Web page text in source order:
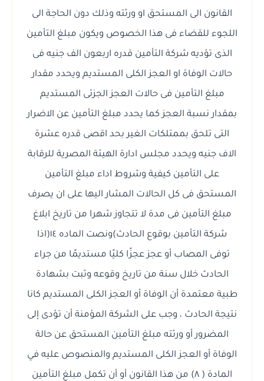
القانون الى المستحق او ورثته وذلك دون الحاجة الى
اللجوء للقضاء فى هذا الخصوص ويكون مبلغ التأمين
الذى تؤديه شركة التأمين قدره اربعون الف جنيه فى
حالات الوفاة او العجز الكلى المستديم ويحدد مقدار
مبلغ التأمين فى حالات العجز الجزئى المستديم
بمقدار نسبة العجز كما يحدد مبلغ التأمين عن الاضرار
التى تلحق بممتلكات الغير بحد اقصى قدره عشرة
الاف جنيه ويحدد مجلس ادارة الهيئة المصرية للرقابة
على التأمين كيفية وشروط اداء مبلغ التأمين
المستحق فى كل الحالات المشار اليها على ان يصرف
مبلغ التأمين فى مدة لا تتجاوز شهرا من تاريخ ابلاغ
شركة التأمين بوقوع الحادث)ونصت الماده ١٤(اذا
توفى المصاب أو عجز عجزًا كليًا مستديمًا من جراء
الحادث خلال سنة من تاريخ وقوعه وثبت بشهادة
طبية معتمدة أن الوفاة أو العجز الكلى المستديم كانا
نتيجة الحادث ، وجب على الشركة المؤمنة أن تؤدى إلى
المضرور أو ورثته مبلغ التأمين المستحق عن حالة
الوفاة أو العجز الكلى المستديم والمنصوص عليه في
المادة ( ٨) من هذا القانون أو أن تكمل مبلغ التأمين